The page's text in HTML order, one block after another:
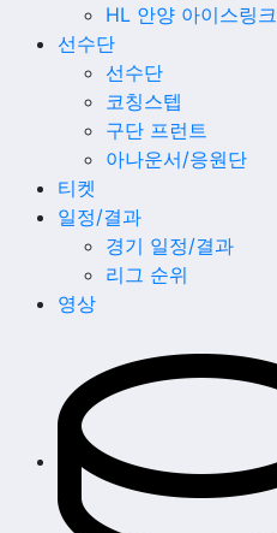
HL 안양 아이스링크
선수단
선수단
코칭스텝
구단 프런트
아나운서/응원단
티켓
일정/결과
경기 일정/결과
리그 순위
영상